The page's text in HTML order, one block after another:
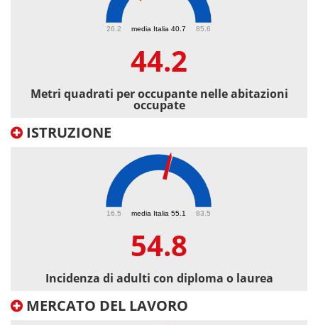
media Italia 40.7
26.2 85.6
44.2
Metri quadrati per occupante nelle abitazioni
occupate
ISTRUZIONE
media Italia 55.1
16.5 83.5
54.8
Incidenza di adulti con diploma o laurea
MERCATO DEL LAVORO